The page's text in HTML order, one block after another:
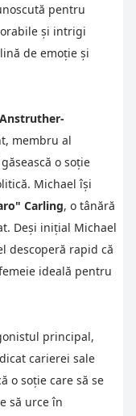
pentru
și intrigi
de emoție și
membru al
o soție
Michael își
Carling, o tânără
Deși inițial Michael
descoperă rapid că
ideală pentru
principal,
carierei sale
o soție care să se
să urce în